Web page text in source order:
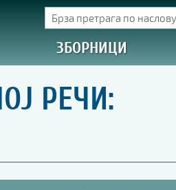
ЗБОРНИЦИ
РЕЧИ: